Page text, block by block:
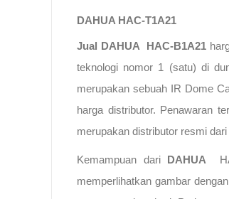
DAHUA HAC-T1A21
Jual DAHUA HAC-B1A21
teknologi nomor 1 (satu) di
merupakan sebuah IR Dome
harga distributor. Penawaran
merupakan distributor resmi
Kemampuan dari DAHUA
memperlihatkan gambar